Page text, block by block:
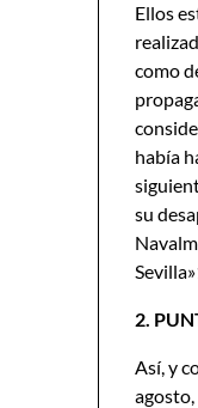
Ellos
como
había
su
2.
Así, y